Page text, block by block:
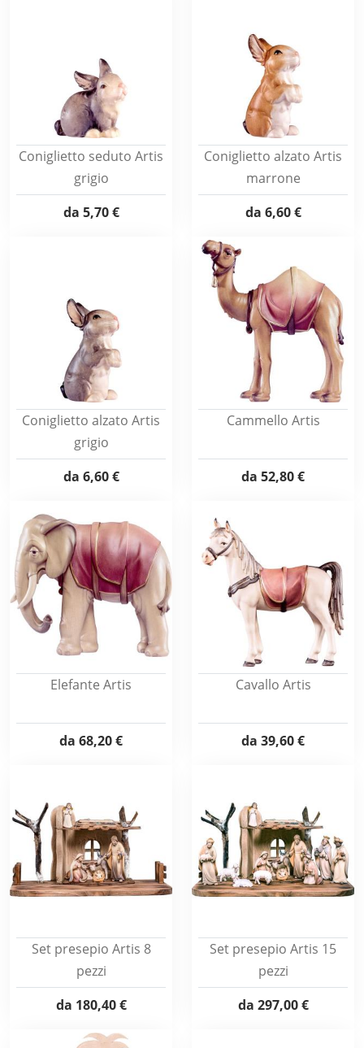
Coniglietto seduto Artis
grigio
da 5,70 €
Coniglietto alzato Artis
marrone
da 6,60 €
Coniglietto alzato Artis
grigio
da 6,60 €
Cammello Artis
da 52,80 €
Elefante Artis
da 68,20 €
Cavallo Artis
da 39,60 €
Set presepio Artis 8
pezzi
da 180,40 €
Set presepio Artis 15
pezzi
da 297,00 €